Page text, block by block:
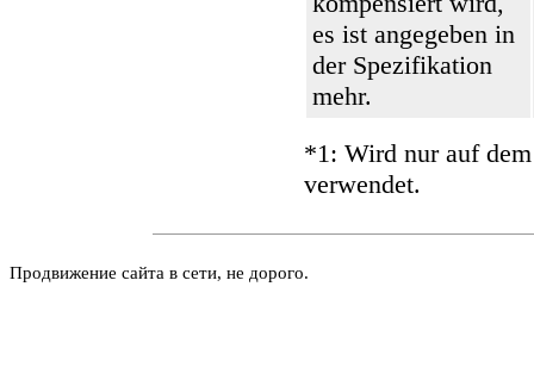
es ist angegeben in
der Spezifikation
mehr.
*1: Wird nur auf
verwendet.
Продвижение сайта в сети, не дорого.